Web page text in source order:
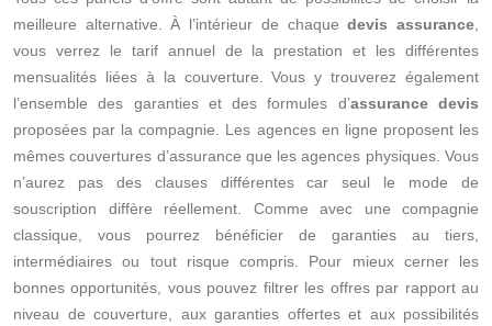
meilleure alternative. À l’intérieur de chaquedevis assurance
vous verrez le tarif annuel de la prestation et les différentes
mensualités liées à la couverture. Vous y trouverez également
l’ensemble des garanties et des formules d’assurance devis
proposées par la compagnie. Les agences en ligne proposent les
mêmes couvertures d’assurance que les agences physiques. Vous
n’aurez pas des clauses différentes car seul le mode de
souscription diffère réellement. Comme avec une compagnie
classique, vous pourrez bénéficier de garanties au tiers,
intermédiaires ou tout risque compris. Pour mieux cerner les
bonnes opportunités, vous pouvez filtrer les offres par rapport au
niveau de couverture, aux garanties offertes et aux possibilités